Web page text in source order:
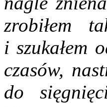
zrobiłem
i szukałem
czasów,
do